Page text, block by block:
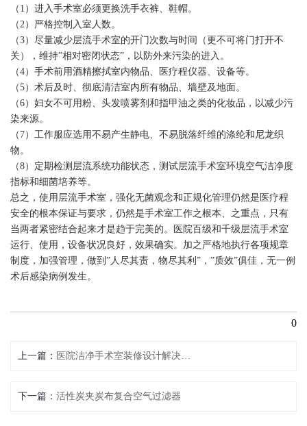
（1）进入手术室必须更换洗手衣裤、鞋帽。
（2）严格控制入室人数。
（3）尽量减少层流手术室的开门次数与时间（更不可将门打开不
关），维持”相对密闭状态”，以防外来污染的进入。
（4）手术前用酒精擦拭室内物品、医疗程仪器、设备等。
（5）术后及时、彻底清洁室内所有物品、墙壁及地面。
（6）妇女不可用粉、头发喷雾剂和指甲油之类的化妆品，以减少污
染来源。
（7）工作服应选用不易产生静电、不易脱落纤维的涤纶和尼龙织
物。
（8）定期检测层流系统功能状态，测试层流手术室环境空气洁净度
指标和细菌培养等。
总之，使用层流手术室，强化无菌观念和正规化管理仍然是医疗程
安全的根本保证与要求，仍然是手术室工作之根本、之重点，只有
当两者紧密结合起来才是趋于完美的。医院百级和千级 层流手术室
运行、使用，设备状况良好，效果确实。加之严格地执行各项规章
制度，加强管理，做到”人尽其责，物尽其利”，”质效”俱佳，无一例
术后感染病例发生。
0
上一篇
下一篇 活性炭夹炭布复合空气过滤器